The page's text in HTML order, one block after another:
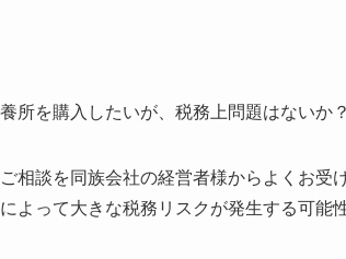
養所を購入したいが、税務上問題はないか？
相談を同族会社の経営者様からよくお
よって大きな税務リスクが発生する可能